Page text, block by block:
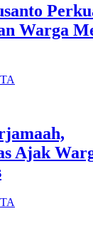
Warga
Ajak